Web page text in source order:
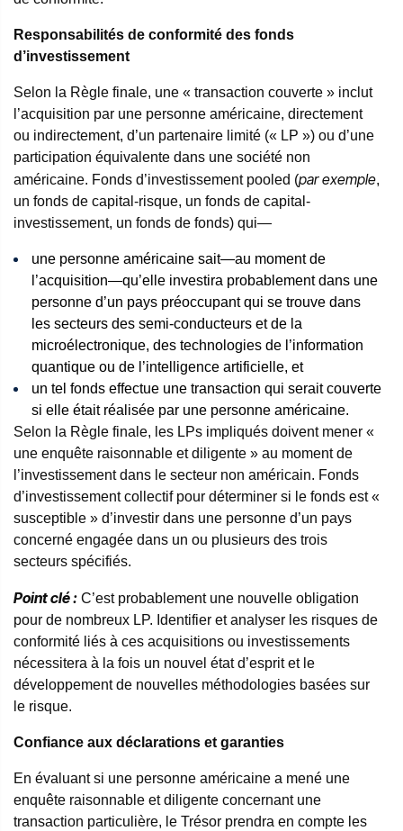
Responsabilités de conformité des fonds
d’investissement
Selon la Règle finale, une « transaction couverte » inclut
l’acquisition par une personne américaine, directement
ou indirectement, d’un partenaire limité (« LP ») ou d’une
participation équivalente dans une société non
américaine. Fonds d’investissement pooled (par exemple,
un fonds de capital-risque, un fonds de capital-
investissement, un fonds de fonds) qui—
une personne américaine sait—au moment de
l’acquisition—qu’elle investira probablement dans une
personne d’un pays préoccupant qui se trouve dans
les secteurs des semi-conducteurs et de la
microélectronique, des technologies de l’information
quantique ou de l’intelligence artificielle, et
un tel fonds effectue une transaction qui serait couverte
si elle était réalisée par une personne américaine.
Selon la Règle finale, les LPs impliqués doivent mener «
une enquête raisonnable et diligente » au moment de
l’investissement dans le secteur non américain. Fonds
d’investissement collectif pour déterminer si le fonds est «
susceptible » d’investir dans une personne d’un pays
concerné engagée dans un ou plusieurs des trois
secteurs spécifiés.
Point clé : C’est probablement une nouvelle obligation
pour de nombreux LP. Identifier et analyser les risques de
conformité liés à ces acquisitions ou investissements
nécessitera à la fois un nouvel état d’esprit et le
développement de nouvelles méthodologies basées sur
le risque.
Confiance aux déclarations et garanties
En évaluant si une personne américaine a mené une
enquête raisonnable et diligente concernant une
transaction particulière, le Trésor prendra en compte les